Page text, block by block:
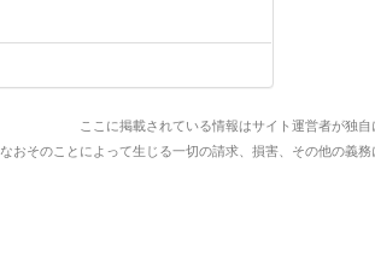
ここに掲載されている情報はサイト運営者が独
なおそのことによって生じる一切の請求、損害、その他の義